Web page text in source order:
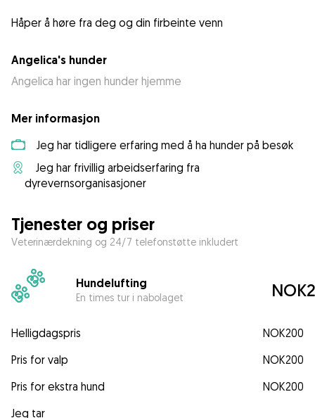
Håper å høre fra deg og din firbeinte venn
Angelica's hunder
Angelica har ingen hunder hjemme
Mer informasjon
Jeg har tidligere erfaring med å ha hunder på besøk
Jeg har frivillig arbeidserfaring fra
dyrevernsorganisasjoner
Tjenester og priser
Veterinærdekning og 24/7 telefonstøtte inkludert
Hundelufting
En times tur i nabolaget
Helligdagspris
NOK200
Pris for valp
NOK200
Pris for ekstra hund
NOK200
Jeg tar